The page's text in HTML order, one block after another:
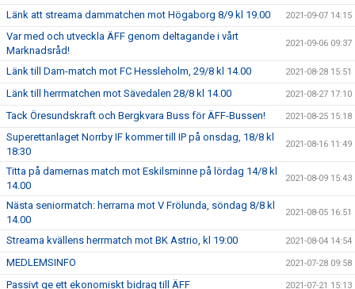
Länk att streama dammatchen mot Högaborg 8/9 kl 19.00 2021-09-07 14:15
Var med och utveckla ÄFF genom deltagande i vårt
Marknadsråd!
2021-09-06 09:37
Länk till Dam-match mot FC Hessleholm, 29/8 kl 14.00 2021-08-28 15:51
Länk till herrmatchen mot Sävedalen 28/8 kl 14.00 2021-08-27 17:10
Tack Öresundskraft och Bergkvara Buss för ÄFF-Bussen! 2021-08-25 15:18
Superettanlaget Norrby IF kommer till IP på onsdag, 18/8 kl
18:30
2021-08-16 11:49
Titta på damernas match mot Eskilsminne på lördag 14/8 kl
14.00
2021-08-09 15:43
Nästa seniormatch: herrarna mot V Frölunda, söndag 8/8 kl
14.00
2021-08-05 16:51
Streama kvällens herrmatch mot BK Astrio, kl 19:00 2021-08-04 14:54
MEDLEMSINFO 2021-07-28 09:58
Passivt ge ett ekonomiskt bidrag till ÄFF 2021-07-21 15:13